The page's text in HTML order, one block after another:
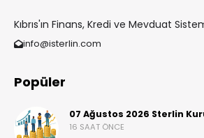
Kıbrıs'ın Finans, Kredi ve Mevduat
info@isterlin.com
Popüler
07 Ağustos 2026 Sterlin
16 SAAT ÖNCE